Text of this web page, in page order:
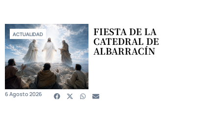
ACTUALIDAD FIESTA DE LA
CATEDRAL DE
ALBARRACÍN
6 Agosto 2026